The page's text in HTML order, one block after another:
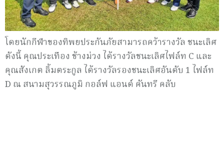
โดยนักกีฬาของทิพยประกันภัยสามารถคว้ารางวัล ชนะเลิศ
ดังนี้ คุณประเทือง ช้างม่วง ได้รางวัลชนะเลิศไฟล์ท C และ
คุณสังเกต ลิ้มตระกูล ได้รางวัลรองชนะเลิศอันดับ 1 ไฟล์ท
D ณ สนามสุวรรณภูมิ กอล์ฟ แอนด์ คันทรี คลับ